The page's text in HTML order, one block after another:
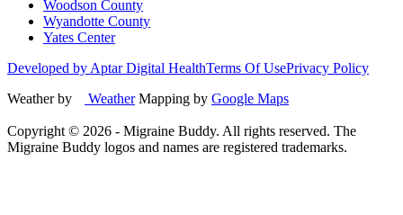
Woodson County
Wyandotte County
Yates Center
Developed by Aptar Digital HealthTerms Of UsePrivacy Policy
Weather by
WeatherMapping by Google Maps
Copyright © 2026 - Migraine Buddy. All rights reserved. The
Migraine Buddy logos and names are registered trademarks.